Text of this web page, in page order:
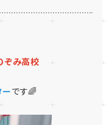
ぞみ高校
です🌈